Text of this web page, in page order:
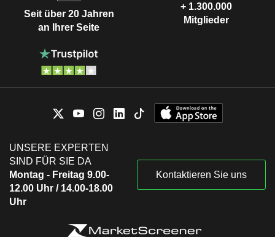
Seit über 20 Jahren
an Ihrer Seite
+ 1.300.000
Mitglieder
UNSERE EXPERTEN
SIND FÜR SIE DA
Montag - Freitag 9.00-
12.00 Uhr / 14.00-18.00
Uhr
Kontaktieren Sie uns